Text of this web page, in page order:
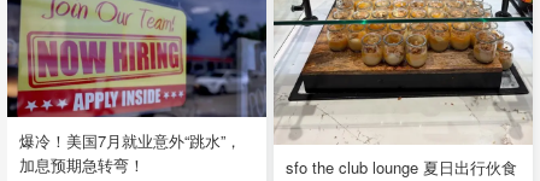
sfo the club lounge 夏日出行伙食
爆冷！美国7月就业意外“跳水”，
加息预期急转弯！